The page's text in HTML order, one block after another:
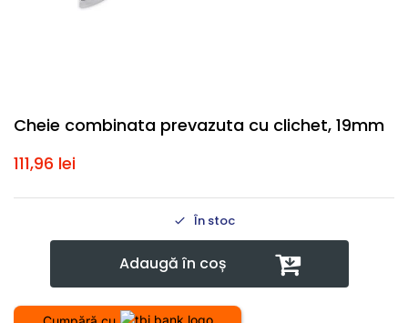
Cheie combinata prevazuta cu clichet, 19mm
111,96 lei
În stoc
Adaugă în coș